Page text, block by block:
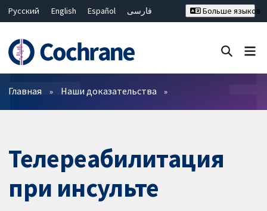
Русский English Español
فارسی
Bahasa Malaysia
ไทย
繁體中文
简体中文
Больше языков
Фильтры
Главная Наши доказательства
Телереабилитация
при инсульте